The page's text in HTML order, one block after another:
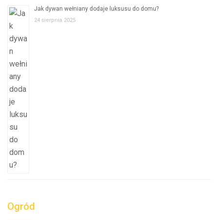
Jak dywan wełniany dodaje luksusu do domu?
24 sierpnia 2025
Ogród